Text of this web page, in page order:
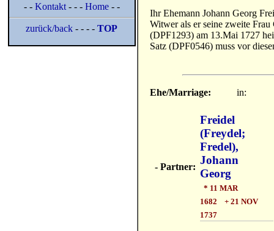
Ihr Ehemann Johann Georg
Witwer als er seine zweite
(DPF1293) am 13.Mai 1727
Satz (DPF0546) muss vor
Ehe/Marriage: in:
- Partner:
Freidel
(Freydel;
Fredel),
Johann
Georg
* 11 MAR
1682 + 21 NOV
1737
- - Kontakt- - - Home- -
zurück/back - - - -TOP